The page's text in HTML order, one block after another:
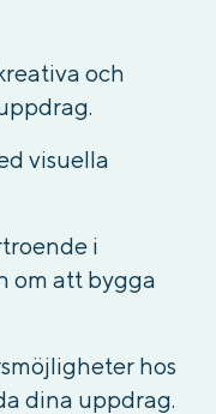
och
visuella
i
om att bygga
hos
dina uppdrag.